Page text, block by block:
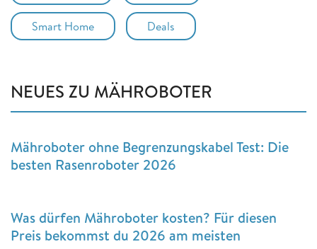
Smart Home Deals
NEUES ZU MÄHROBOTER
Mähroboter ohne Begrenzungskabel Test: Die
besten Rasenroboter 2026
Was dürfen Mähroboter kosten? Für diesen
Preis bekommst du 2026 am meisten